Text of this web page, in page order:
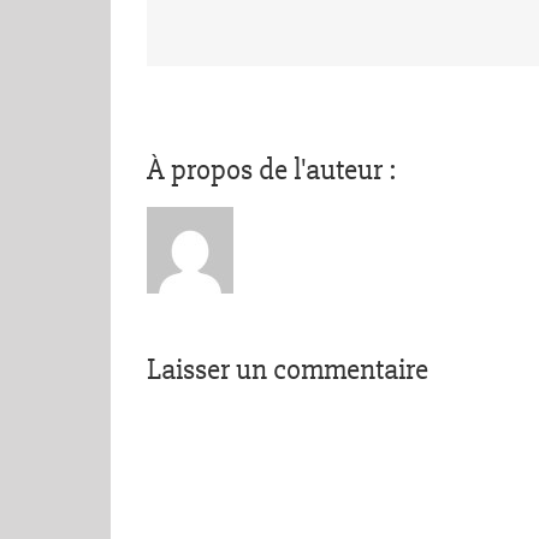
À propos de l'auteur :
Laisser un commentaire